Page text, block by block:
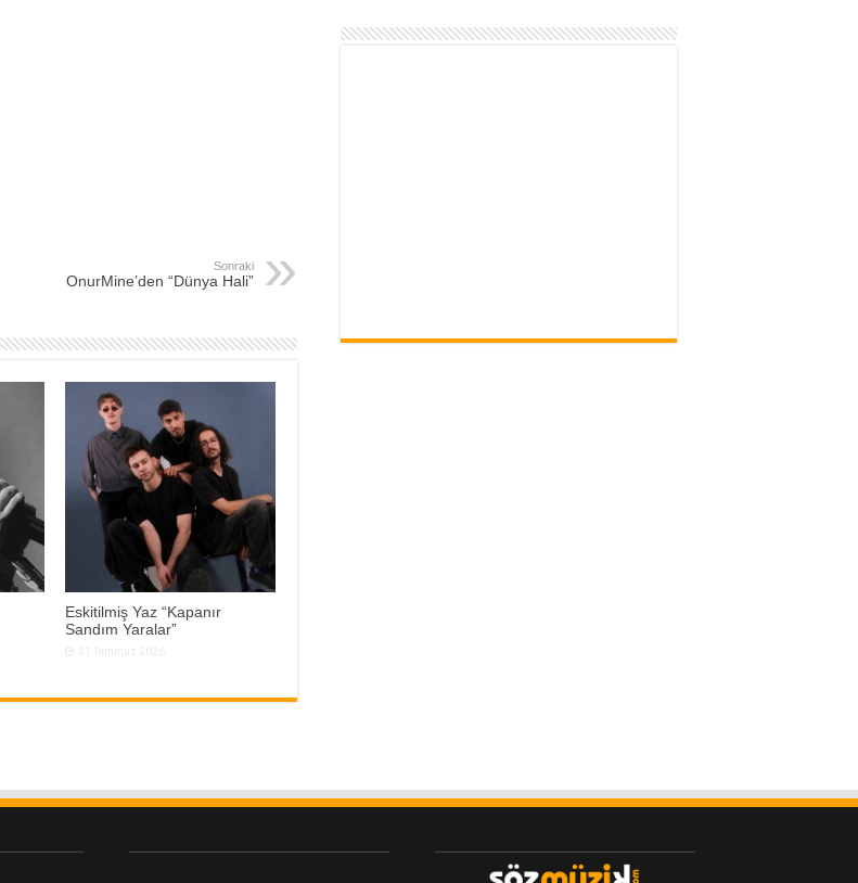
Sonraki
OnurMine’den “Dünya Hali”
Eskitilmiş Yaz “Kapanır
Sandım Yaralar”